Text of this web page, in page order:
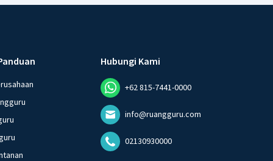
Hubungi Kami
+62 815-7441-0000
info@ruangguru.com
02130930000